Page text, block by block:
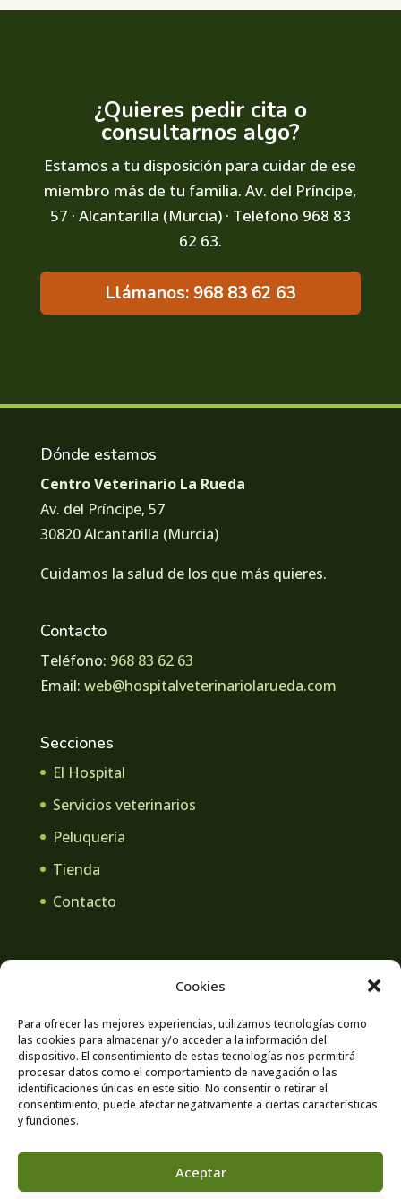
Cookies
Para ofrecer las mejores experiencias, utilizamos tecnologías como
las cookies para almacenar y/o acceder a la información del
dispositivo. El consentimiento de estas tecnologías nos permitirá
procesar datos como el comportamiento de navegación o las
identificaciones únicas en este sitio. No consentir o retirar el
consentimiento, puede afectar negativamente a ciertas características
y funciones.
Aceptar
¿Quieres pedir cita o
consultarnos algo?
Estamos a tu disposición para cuidar de ese
miembro más de tu familia. Av. del Príncipe,
57 · Alcantarilla (Murcia) · Teléfono 968 83
62 63.
Llámanos: 968 83 62 63
Dónde estamos
Centro Veterinario La Rueda
Av. del Príncipe, 57
30820 Alcantarilla (Murcia)
Cuidamos la salud de los que más quieres.
Contacto
Teléfono: 968 83 62 63
Email: web@hospitalveterinariolarueda.com
Secciones
El Hospital
Servicios veterinarios
Peluquería
Tienda
Contacto
Aviso legal
Política de privacidad
Contacto
Política de cookies